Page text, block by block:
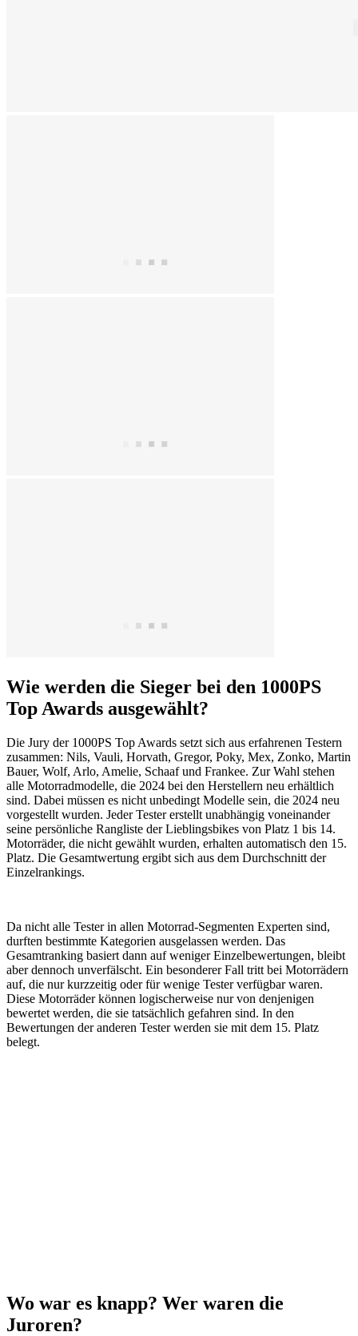
Wie werden die Sieger bei den 1000PS
Top Awards ausgewählt?
Die Jury der 1000PS Top Awards setzt sich aus erfahrenen Testern
zusammen: Nils, Vauli, Horvath, Gregor, Poky, Mex, Zonko, Martin
Bauer, Wolf, Arlo, Amelie, Schaaf und Frankee. Zur Wahl stehen
alle Motorradmodelle, die 2024 bei den Herstellern neu erhältlich
sind. Dabei müssen es nicht unbedingt Modelle sein, die 2024 neu
vorgestellt wurden. Jeder Tester erstellt unabhängig voneinander
seine persönliche Rangliste der Lieblingsbikes von Platz 1 bis 14.
Motorräder, die nicht gewählt wurden, erhalten automatisch den 15.
Platz. Die Gesamtwertung ergibt sich aus dem Durchschnitt der
Einzelrankings.
Da nicht alle Tester in allen Motorrad-Segmenten Experten sind,
durften bestimmte Kategorien ausgelassen werden. Das
Gesamtranking basiert dann auf weniger Einzelbewertungen, bleibt
aber dennoch unverfälscht. Ein besonderer Fall tritt bei Motorrädern
auf, die nur kurzzeitig oder für wenige Tester verfügbar waren.
Diese Motorräder können logischerweise nur von denjenigen
bewertet werden, die sie tatsächlich gefahren sind. In den
Bewertungen der anderen Tester werden sie mit dem 15. Platz
belegt.
Wo war es knapp? Wer waren die
Juroren?